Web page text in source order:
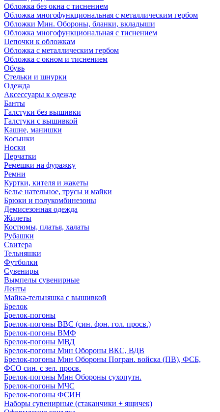
Обложка без окна с тиснением
Обложка многофункциональная с металлическим гербом
Обложки Мин. Обороны, бланки, вкладыши
Обложка многофункциональная с тиснением
Цепочки к обложкам
Обложка с металлическим гербом
Обложка с окном и тиснением
Обувь
Стельки и шнурки
Одежда
Аксессуары к одежде
Банты
Галстуки без вышивки
Галстуки с вышивкой
Кашне, манишки
Косынки
Носки
Перчатки
Ремешки на фуражку
Ремни
Куртки, кителя и жакеты
Белье нательное, трусы и майки
Брюки и полукомбинезоны
Демисезонная одежда
Жилеты
Костюмы, платья, халаты
Рубашки
Свитера
Тельняшки
Футболки
Сувениры
Вымпелы сувенирные
Ленты
Майка-тельняшка с вышивкой
Брелок
Брелок-погоны
Брелок-погоны ВВС (син. фон. гол. просв.)
Брелок-погоны ВМФ
Брелок-погоны МВД
Брелок-погоны Мин Обороны ВКС, ВДВ
Брелок-погоны Мин Обороны Погран. войска (ПВ), ФСБ,
ФСО син. с зел. просв.
Брелок-погоны Мин Обороны сухопутн.
Брелок-погоны МЧС
Брелок-погоны ФСИН
Наборы сувенирные (стаканчики + ящичек)